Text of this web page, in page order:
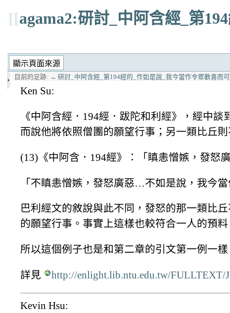
[[agama2:研討_中阿含經_第
目前的足跡: → 研討_中阿含經_第194經的_作如是說_我今當作令眾歡喜而
Ken Su:
《中阿含經．194經．跋陀和利經》，經中
而說他將依照僧團的願望行事；另一類比丘
(13)《中阿含．194經》：「瞋恚憎嫉，發怒
「不瞋恚憎嫉，發怒廣惡…不如是說，我今當
巴利經文的敘說與此不同，發怒的那一類比
的願望行事。事實上這樣也較符合一人的預料
所以這個例子也是和第二章的引文第一例一
詳見 http://enlight.lib.ntu.edu.tw/FULLTEXT/
Kevin Hsu: